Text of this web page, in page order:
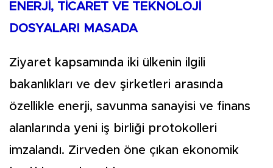
ENERJİ, TİCARET VE TEKNOLOJİ
DOSYALARI MASADA
Ziyaret kapsamında iki ülkenin ilgili
bakanlıkları ve dev şirketleri arasında
özellikle enerji, savunma sanayisi ve finans
alanlarında yeni iş birliği protokolleri
imzalandı. Zirveden öne çıkan ekonomik